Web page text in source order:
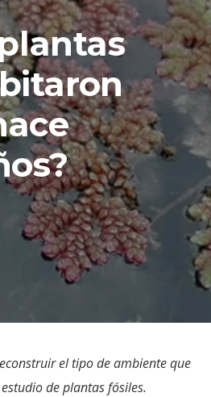
el tipo de ambiente que
de plantas fósiles.